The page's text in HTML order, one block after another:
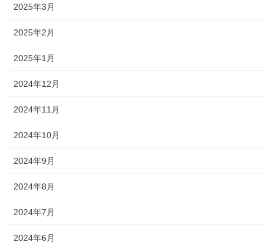
2025年3月
2025年2月
2025年1月
2024年12月
2024年11月
2024年10月
2024年9月
2024年8月
2024年7月
2024年6月